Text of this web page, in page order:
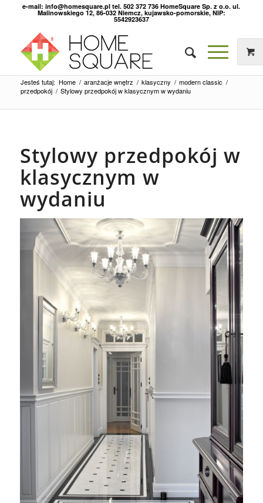
e-mail: info@homesquare.pl tel. 502 372 736 HomeSquare Sp. z o.o. ul.
Malinowskiego 12, 86-032 Niemcz, kujawsko-pomorskie, NIP:
5542923637
Jesteś tutaj: Home / aranżacje wnętrz / klasyczny / modern classic /
przedpokój / Stylowy przedpokój w klasycznym w wydaniu
Stylowy przedpokój w
klasycznym w
wydaniu